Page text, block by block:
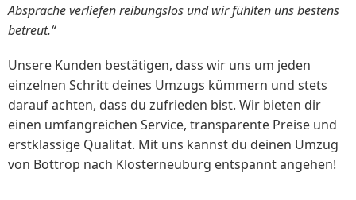
Absprache verliefen reibungslos und wir fühlten uns bestens
betreut.“
Unsere Kunden bestätigen, dass wir uns um jeden
einzelnen Schritt deines Umzugs kümmern und stets
darauf achten, dass du zufrieden bist. Wir bieten dir
einen umfangreichen Service, transparente Preise und
erstklassige Qualität. Mit uns kannst du deinen Umzug
von Bottrop nach Klosterneuburg entspannt angehen!